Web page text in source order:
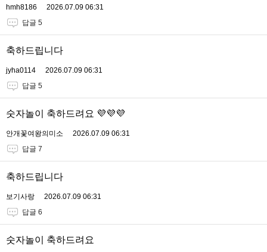
hmh8186
2026.07.09 06:31
답글 5
축하드립니다
jyha0114
2026.07.09 06:31
답글 5
숫자놀이 축하드려요 💜💜💜
안개꽃여왕의미소
2026.07.09 06:31
답글 7
축하드립니다
보기사랑
2026.07.09 06:31
답글 6
숫자놀이 축하드려요